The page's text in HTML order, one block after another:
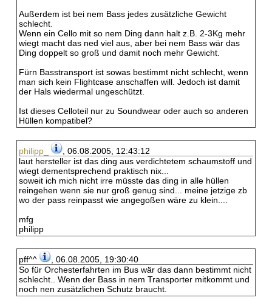
Außerdem ist bei nem Bass jedes zusätzliche Gewicht
schlecht.
Wenn ein Cello mit so nem Ding dann halt z.B. 2-3Kg mehr
wiegt macht das ned viel aus, aber bei nem Bass wär das
Ding doppelt so groß und damit noch mehr Gewicht.
Fürn Basstransport ist sowas bestimmt nicht schlecht, wenn
man sich kein Flightcase anschaffen will. Jedoch ist damit
der Hals wiedermal ungeschützt.
Ist dieses Celloteil nur zu Soundwear oder auch so anderen
Hüllen kompatibel?
philipp_
, 06.08.2005, 12:43:12
laut hersteller ist das ding aus verdichtetem schaumstoff und
wiegt dementsprechend praktisch nix...
soweit ich mich nicht irre müsste das ding in alle hüllen
reingehen wenn sie nur groß genug sind... meine jetzige zb
wo der pass reinpasst wie angegoßen wäre zu klein....
mfg
philipp
pff^^
, 06.08.2005, 19:30:40
So für Orchesterfahrten im Bus wär das dann bestimmt nicht
schlecht.. Wenn der Bass in nem Transporter mitkommt und
noch nen zusätzlichen Schutz braucht.